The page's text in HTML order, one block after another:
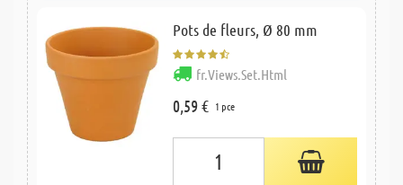
Pots de fleurs, Ø 80 mm
fr.Views.Set.Html
0,59 € 1 pce